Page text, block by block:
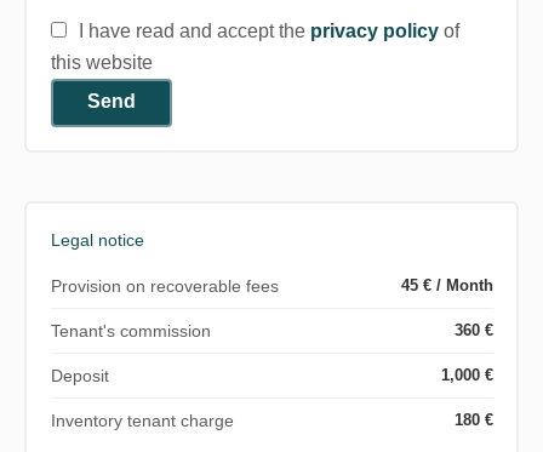
I have read and accept the privacy policyof
this website
Send
Legal notice
Provision on recoverable fees 45 € / Month
Tenant's commission 360 €
Deposit 1,000 €
Inventory tenant charge 180 €